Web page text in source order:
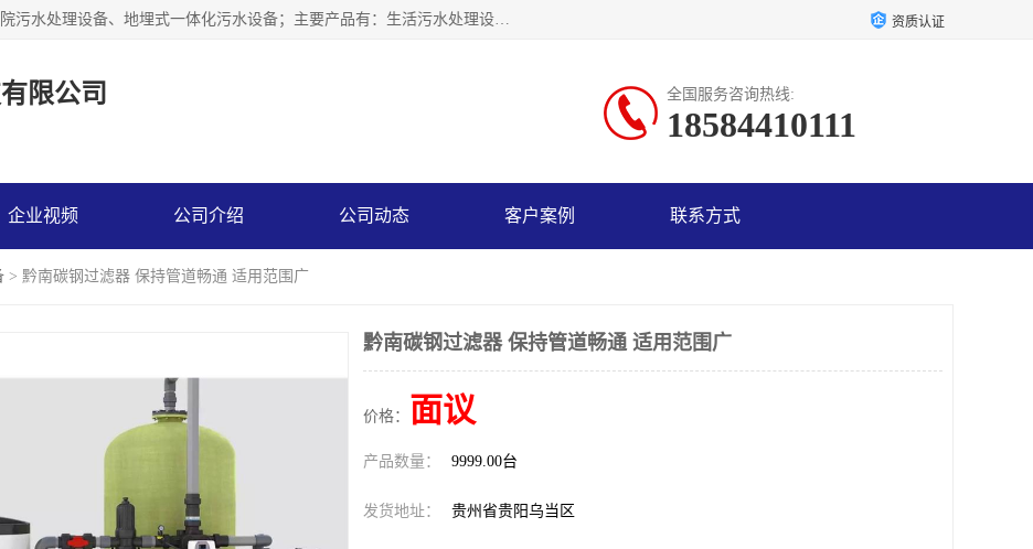
贵州鑫沣源环境科技公司主营一体化污水处理设备、医院污水处理设备、地埋式一体化污水设备；主要产品有：生活污水处理设备，养殖场废水处理设备，屠宰废水处理设备，洗涤废水处理设备，MBR膜生物处理设备，反渗透纯水设备，二次供水水箱清洗消毒，净水过滤设备，软水设备等。欢迎新老顾客来电咨询！ 资质认证
限公司 全国服务咨询热线:
18584410111
企业视频 公司介绍 公司动态 客户案例 联系方式
> 黔南碳钢过滤器 保持管道畅通 适用范围广
黔南碳钢过滤器 保持管道畅通 适用范围广
价格： 面议
产品数量： 9999.00台
发货地址： 贵州省贵阳乌当区